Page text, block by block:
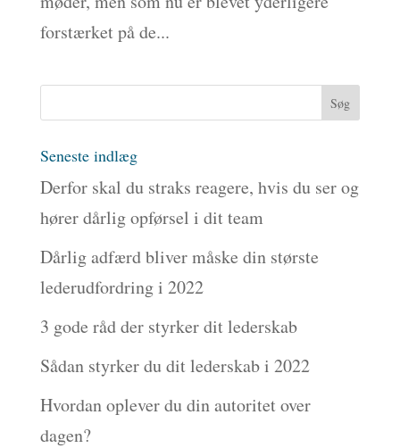
forstærket på de...
Seneste indlæg
Derfor skal du straks reagere, hvis du ser og
hører dårlig opførsel i dit team
Dårlig adfærd bliver måske din største
lederudfordring i 2022
3 gode råd der styrker dit lederskab
Sådan styrker du dit lederskab i 2022
Hvordan oplever du din autoritet over
dagen?